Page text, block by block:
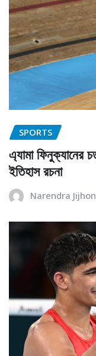
SPORTS
এ্যামা ফিনুক্যানের
ইতিহাস রচনা
Narendra